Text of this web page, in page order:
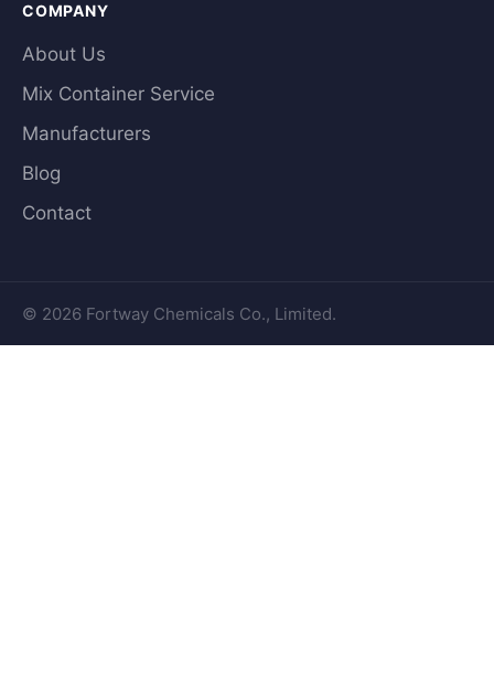
COMPANY
About Us
Mix Container Service
Manufacturers
Blog
Contact
© 2026 Fortway Chemicals Co., Limited.